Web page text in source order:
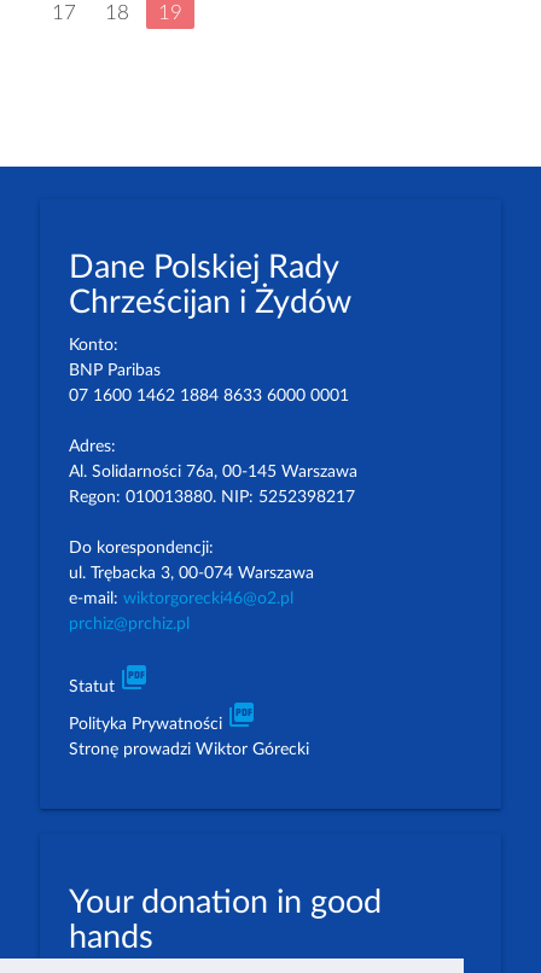
17
18 19
Dane Polskiej Rady
Chrześcijan i Żydów
Konto:
BNP Paribas
07 1600 1462 1884 8633 6000 0001
Adres:
Al. Solidarności 76a, 00-145 Warszawa
Regon: 010013880. NIP: 5252398217
Do korespondencji:
ul. Trębacka 3, 00-074 Warszawa
e-mail: wiktorgorecki46@o2.pl
prchiz@prchiz.pl
Statut picture_as_pdf
Polityka Prywatności picture_as_pdf
Stronę prowadzi Wiktor Górecki
Your donation in good
hands